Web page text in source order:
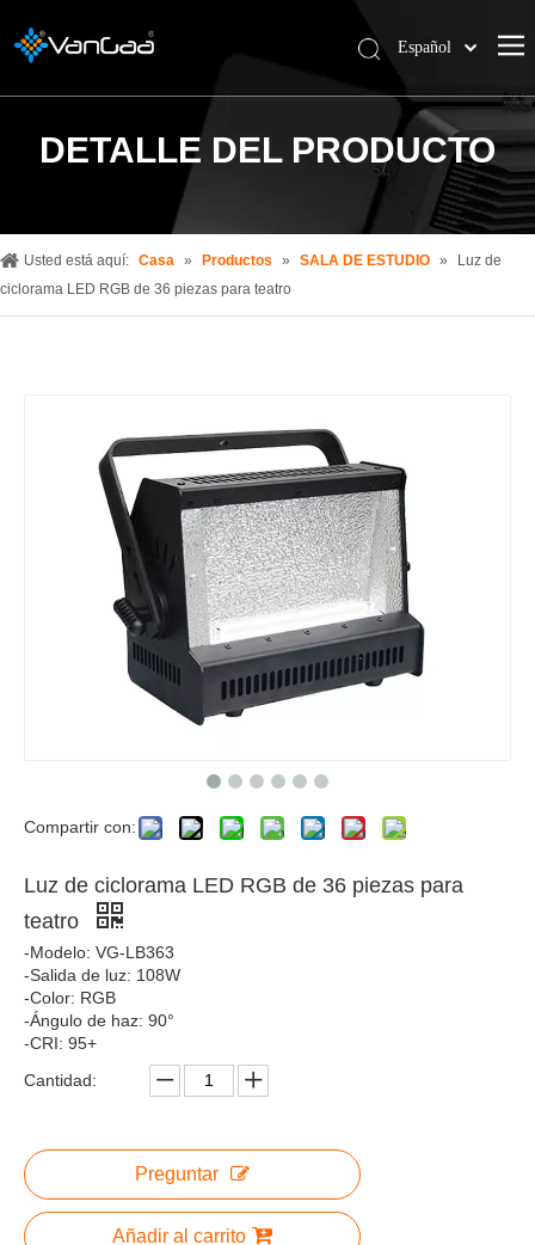
Español
한국어
Deutsch
Pусский
العربية
简体中文
English
DETALLE DEL PRODUCTO
Usted está aquí: Casa » Productos » SALA DE ESTUDIO »
Luz de
ciclorama LED RGB de 36 piezas para teatro
Compartir con:
Luz de ciclorama LED RGB de 36 piezas para
teatro
-Modelo: VG-LB363
-Salida de luz: 108W
-Color: RGB
-Ángulo de haz: 90°
-CRI: 95+
Cantidad:
Preguntar
Añadir al carrito